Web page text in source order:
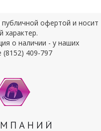
офертой и носит
характер.
о наличии - у наших
409-797